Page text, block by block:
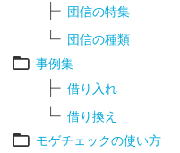
団信の特集
団信の種類
事例集
借り入れ
借り換え
モゲチェックの使い方